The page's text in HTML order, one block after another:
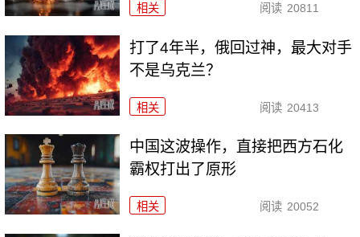
相关 阅读 20811
打了4年半，俄回过神，最大对手
不是乌克兰？
相关 阅读 20413
中国这波操作，直接把西方石化
霸权打出了原形
相关 阅读 20052